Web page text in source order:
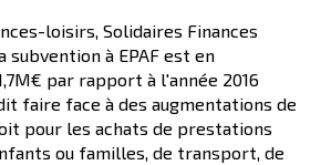
loisirs, Solidaires Finances
subvention à EPAF est en
par rapport à l'année 2016
faire face à des augmentations de
pour les achats de prestations
ou familles, de transport, de